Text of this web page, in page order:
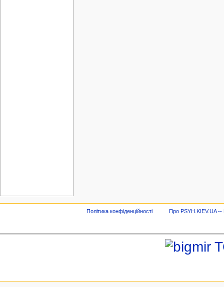
Політика конфіденційності Про PSYH.KIEV.UA --